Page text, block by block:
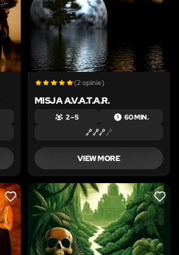
(2 opinie)
MISJA A.V.A.T.A.R.
2 – 5 60 MIN.
VIEW MORE
LIKE LIKE